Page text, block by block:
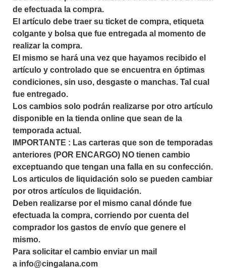
de efectuada la compra.
El artículo debe traer su ticket de compra, etiqueta
colgante y bolsa que fue entregada al momento de
realizar la compra.
El mismo se hará una vez que hayamos recibido el
artículo y controlado que se encuentra en óptimas
condiciones, sin uso, desgaste o manchas. Tal cual
fue entregado.
Los cambios solo podrán realizarse por otro artículo
disponible en la tienda online que sean de la
temporada actual.
IMPORTANTE : Las carteras que son de temporadas
anteriores (POR ENCARGO) NO tienen cambio
exceptuando que tengan una falla en su confección.
Los articulos de liquidación solo se pueden cambiar
por otros artículos de liquidación.
Deben realizarse por el mismo canal dónde fue
efectuada la compra, corriendo por cuenta del
comprador los gastos de envío que genere el
mismo.
Para solicitar el cambio enviar un mail
a info@cingalana.com